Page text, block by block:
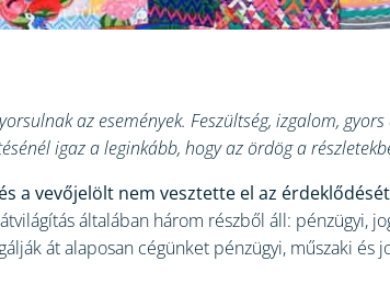
az események. Feszültség, izgalom,
igaz a leginkább, hogy az ördög a
a vevőjelölt nem vesztette el az
általában három részből áll: pénzügyi,
át alaposan cégünket pénzügyi, műszaki és